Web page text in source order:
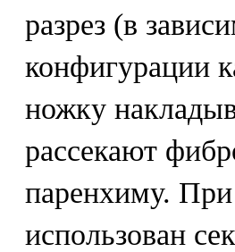
разрез (в
конфигурации
ножку
рассекают
паренхиму.
использован